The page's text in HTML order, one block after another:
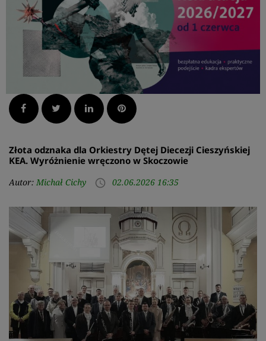
Facebook Twitter LinkedInPinterest
Złota odznaka dla Orkiestry Dętej Diecezji Cieszyńskiej
KEA. Wyróżnienie wręczono w Skoczowie
Autor: Michał Cichy access_time 02.06.2026 16:35